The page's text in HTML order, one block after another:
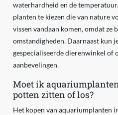
waterhardheid en de
planten te kiezen die van nature
vissen vandaan komen, omdat ze
omstandigheden. Daarnaast kun
gespecialiseerde dierenwinkel of
aanbevelingen.
Moet ik
potten zitten of los?
Het kopen van aquariumplanten